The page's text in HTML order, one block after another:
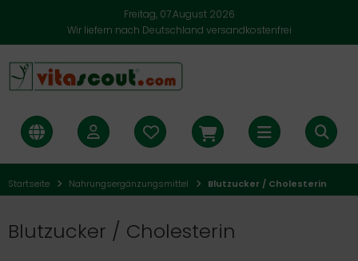
Freitag, 07.August 2026
Wir liefern nach Deutschland versandkostenfrei
Startseite Nahrungsergänzungsmittel Blutzucker / Cholesterin
Blutzucker / Cholesterin